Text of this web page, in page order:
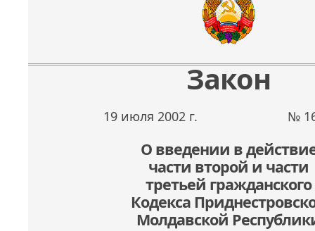
Закон
19 июля 2002 г. №
О введении в
части второй и части
третьей гражданского
Кодекса
Молдавской